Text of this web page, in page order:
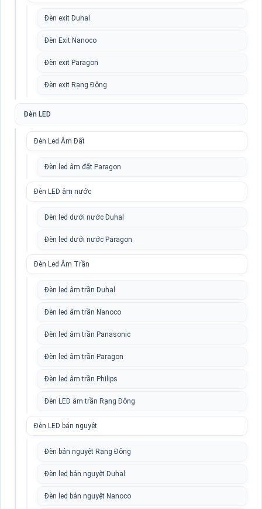
Đèn exit Duhal
Đèn Exit Nanoco
Đèn exit Paragon
Đèn exit Rạng Đông
Đèn LED
Đèn Led Âm Đất
Đèn led âm đất Paragon
Đèn LED âm nước
Đèn led dưới nước Duhal
Đèn led dưới nước Paragon
Đèn Led Âm Trần
Đèn led âm trần Duhal
Đèn led âm trần Nanoco
Đèn led âm trần Panasonic
Đèn led âm trần Paragon
Đèn led âm trần Philips
Đèn LED âm trần Rạng Đông
Đèn LED bán nguyệt
Đèn bán nguyệt Rạng Đông
Đèn led bán nguyệt Duhal
Đèn led bán nguyệt Nanoco